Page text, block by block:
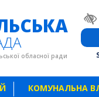
обласної ради
КОМУНАЛЬНА